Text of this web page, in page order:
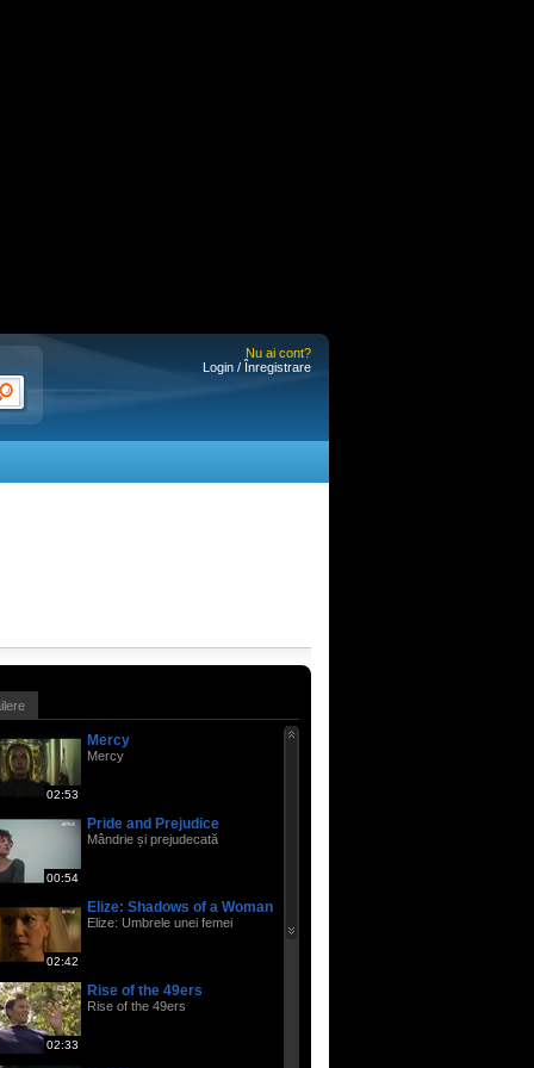
Nu ai cont?
Login / Înregistrare
02:53
Mercy
Mercy
00:54
Pride and Prejudice
Mândrie și prejudecată
02:42
Elize: Shadows of a Woman
Elize: Umbrele unei femei
02:33
Rise of the 49ers
Rise of the 49ers